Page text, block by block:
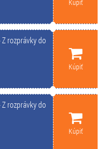
Kúpiť
Z rozprávky do
Kúpiť
Z rozprávky do
Kúpiť